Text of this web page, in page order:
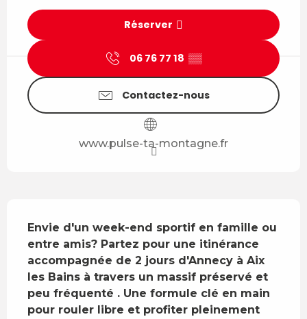
Réserver
06 76 77 18 ▒▒
Contactez-nous
www.pulse-ta-montagne.fr
Envie d'un week-end sportif en famille ou
entre amis? Partez pour une itinérance
accompagnée de 2 jours d'Annecy à Aix
les Bains à travers un massif préservé et
peu fréquenté . Une formule clé en main
pour rouler libre et profiter pleinement